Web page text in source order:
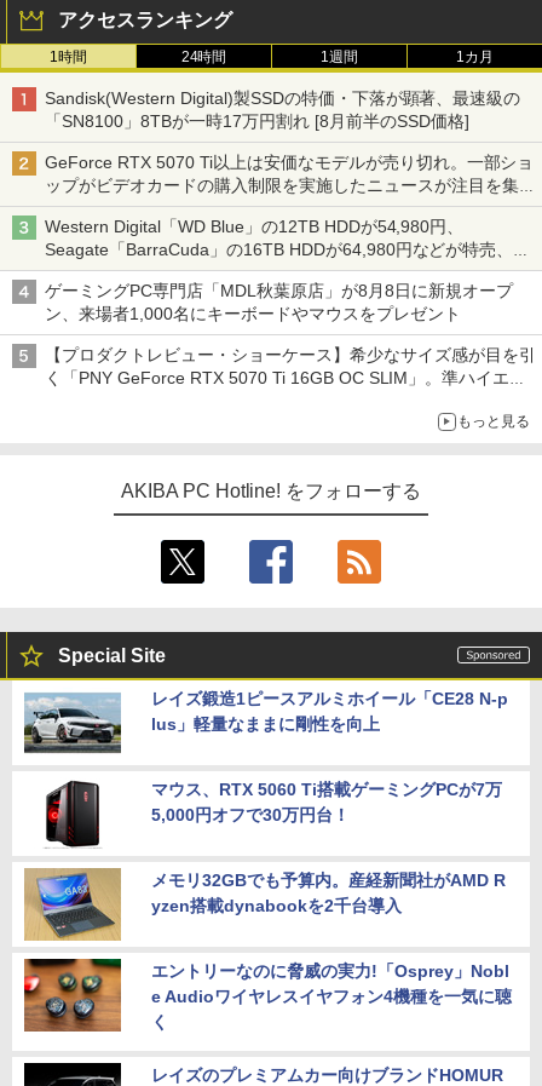
アクセスランキング
1時間 24時間 1週間 1カ月
Sandisk(Western Digital)製SSDの特価・下落が顕著、最速級の
「SN8100」8TBが一時17万円割れ [8月前半のSSD価格]
GeForce RTX 5070 Ti以上は安価なモデルが売り切れ。一部ショ
ップがビデオカードの購入制限を実施したニュースが注目を集め
る AKIBA PC Hotline! 先週のアクセスランキング 26年7月27日～
26年8月3日
Western Digital「WD Blue」の12TB HDDが54,980円、
Seagate「BarraCuda」の16TB HDDが64,980円などが特売、
NAS・ビジネス向けは上昇傾向 [8月前半のHDD価格]
ゲーミングPC専門店「MDL秋葉原店」が8月8日に新規オープ
ン、来場者1,000名にキーボードやマウスをプレゼント
【プロダクトレビュー・ショーケース】希少なサイズ感が目を引
く「PNY GeForce RTX 5070 Ti 16GB OC SLIM」。準ハイエン
もっと見る
AKIBA PC Hotline! をフォローする
Special Site
レイズ鍛造1ピースアルミホイール「CE28 N-p
lus」軽量なままに剛性を向上
マウス、RTX 5060 Ti搭載ゲーミングPCが7万
5,000円オフで30万円台！
メモリ32GBでも予算内。産経新聞社がAMD R
yzen搭載dynabookを2千台導入
エントリーなのに脅威の実力!「Osprey」Nobl
e Audioワイヤレスイヤフォン4機種を一気に聴
く
レイズのプレミアムカー向けブランドHOMUR